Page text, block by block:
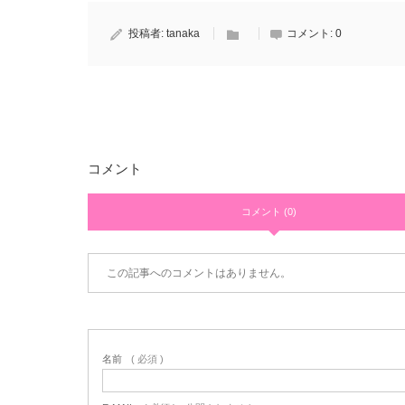
投稿者: tanaka コメント: 0
コメント
コメント (0)
この記事へのコメントはありません。
名前 ( 必須 )